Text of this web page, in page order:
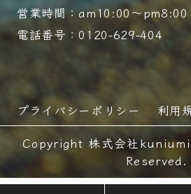
営業時間：am10:00～pm8:00
電話番号：0120-629-404
プライバシーポリシー 利用
Copyright 株式会社
Reserved.